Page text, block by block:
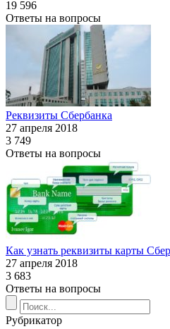
19 596
Ответы на вопросы
Реквизиты Сбербанка
27 апреля 2018
3 749
Ответы на вопросы
Как узнать реквизиты карты
27 апреля 2018
3 683
Ответы на вопросы
Рубрикатор